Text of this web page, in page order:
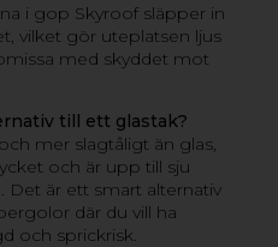
i gop Skyroof släpper in
vilket gör uteplatsen ljus
med skyddet mot
till ett glastak?
mer slagtåligt än glas,
och är upp till sju
är ett smart alternativ
där du vill ha
och sprickrisk.